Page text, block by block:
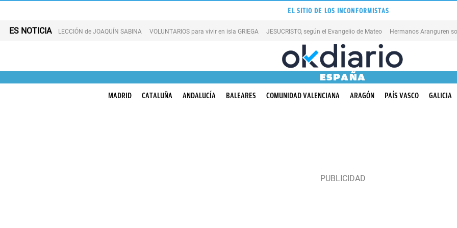
EL SITIO DE LOS INCONFORMISTAS
ES NOTICIA LECCIÓN de JOAQUÍN SABINA VOLUNTARIOS para vivir en isla GRIEGA JESUCRISTO, según el Evangelio de Mateo Hermanos Aranguren
ESPAÑA
MADRID CATALUÑA ANDALUCÍA BALEARES COMUNIDAD VALENCIANA ARAGÓN PAÍS VASCO GALICIA